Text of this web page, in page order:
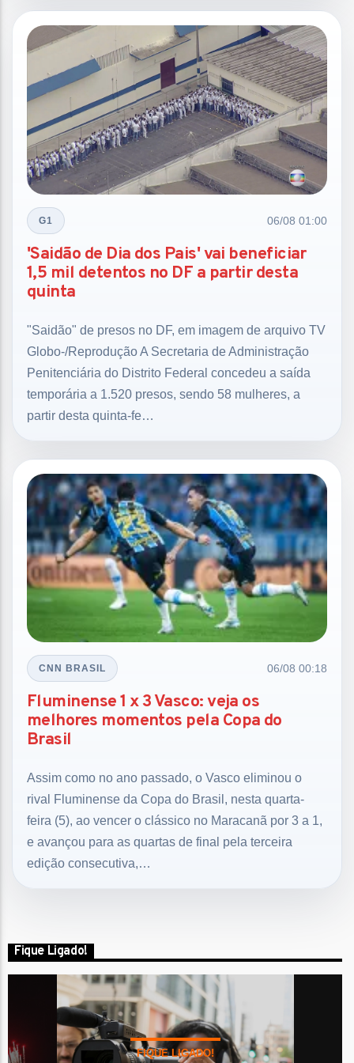
G1 06/08 01:00
'Saidão de Dia dos Pais' vai beneficiar
1,5 mil detentos no DF a partir desta
quinta
"Saidão" de presos no DF, em imagem de arquivo TV
Globo-/Reprodução A Secretaria de Administração
Penitenciária do Distrito Federal concedeu a saída
temporária a 1.520 presos, sendo 58 mulheres, a
partir desta quinta-fe…
CNN BRASIL 06/08 00:18
Fluminense 1 x 3 Vasco: veja os
melhores momentos pela Copa do
Brasil
Assim como no ano passado, o Vasco eliminou o
rival Fluminense da Copa do Brasil, nesta quarta-
feira (5), ao vencer o clássico no Maracanã por 3 a 1,
e avançou para as quartas de final pela terceira
edição consecutiva,…
Fique Ligado!
FIQUE LIGADO!